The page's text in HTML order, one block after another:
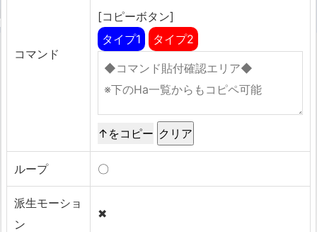
コマンド
[コピーボタン]
タイプ1
タイプ2
↑をコピー
ループ 〇
派生モーショ
ン
✖